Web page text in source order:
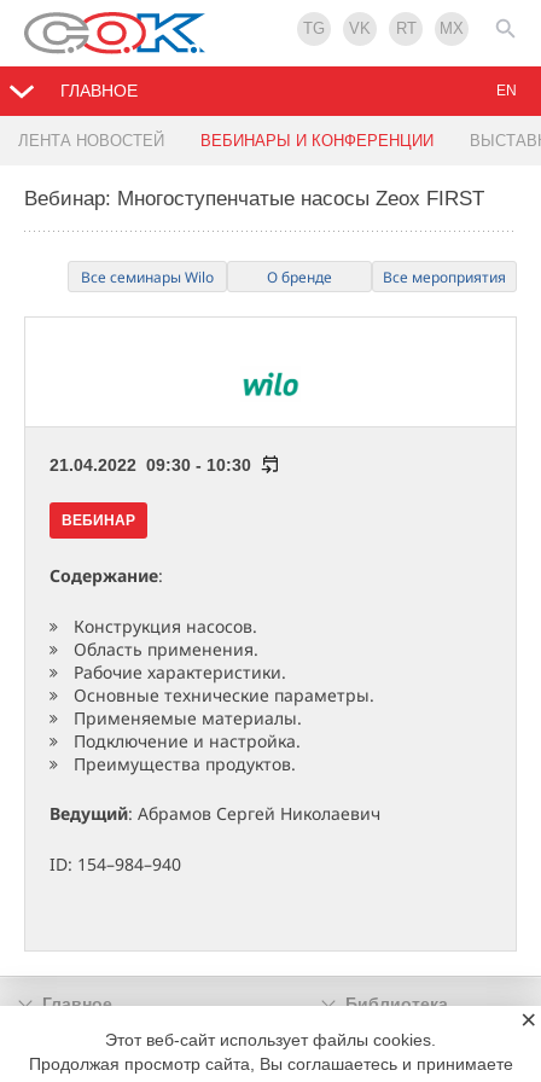
TG VK RT MX
ГЛАВНОЕ
ЛЕНТА НОВОСТЕЙ ВЕБИНАРЫ И КОНФЕРЕНЦИИ
EN
Вебинар: Многоступенчатые насосы Zeox FIRST
Все семинары Wilo О бренде Все мероприятия
21.04.2022 09:30 - 10:30
ВЕБИНАР
Содержание:
Конструкция насосов.
Область применения.
Рабочие характеристики.
Основные технические параметры.
Применяемые материалы.
Подключение и настройка.
Преимущества продуктов.
Ведущий: Абрамов Сергей Николаевич
ID: 154–984–940
Главное
Библиотека
Подписка
Реклама
Информация
Этот веб-сайт использует файлы cookies.
Продолжая просмотр сайта, Вы соглашаетесь и принимаете
×